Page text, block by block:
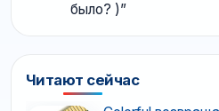
было? )”
Читают сейчас